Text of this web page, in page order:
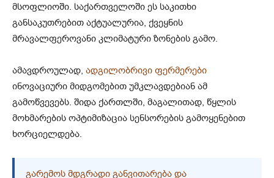
მსოფლიოში. საქართველოში ეს საკითხი
განსაკუთრებით აქტუალურია, ქვეყნის
მრავალფეროვანი კლიმატური ზონების გამო.
ამავდროულად, ადგილობრივი ფერმერები
ინოვაციური მიდგომებით უმკლავდებიან ამ
გამოწვევებს. შიდა ქართლში, მაგალითად, წყლის
მოხმარების ოპტიმიზაცია სენსორების გამოყენებით
ხორციელდება.
ᲒᲐᲠᲔᲛᲝᲡ ᲛᲓᲒᲠᲐᲓᲘ ᲒᲐᲜᲕᲘᲗᲐᲠᲔᲑᲐ ᲓᲐ